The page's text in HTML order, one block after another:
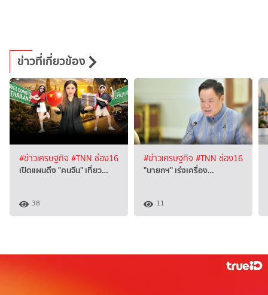
ข่าวที่เกี่ยวข้อง
#ข่าวเศรษฐกิจ #TNN ช่อง16
เปิดแผนดึง "คนจีน" เที่ยว…
38
#ข่าวเศรษฐกิจ #TNN ช่อง16
"นายกฯ" เร่งเครื่อง…
11